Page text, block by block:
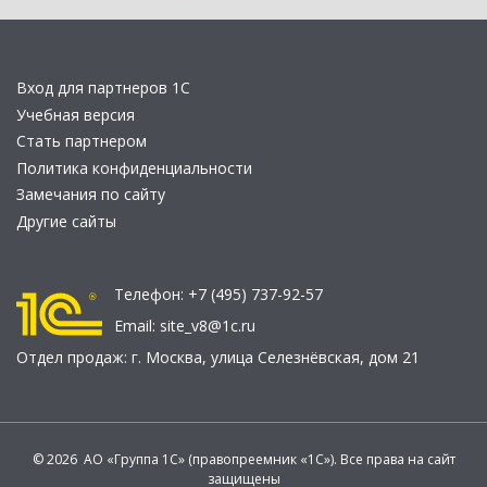
Вход для партнеров 1С
Учебная версия
Стать партнером
Политика конфиденциальности
Замечания по сайту
Другие сайты
Телефон: +7 (495) 737-92-57
Email: site_v8@1c.ru
Отдел продаж: г. Москва, улица Селезнёвская, дом 21
© 2026 АО «Группа 1С» (правопреемник «1С»). Все права на сайт
защищены